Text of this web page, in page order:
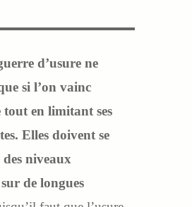
d’usure ne
si l’on vainc
tout en limitant ses
Elles doivent se
niveaux
de longues